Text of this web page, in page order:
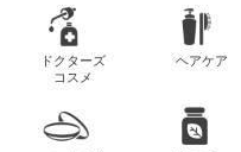
ドクターズ
コスメ
ヘアケア